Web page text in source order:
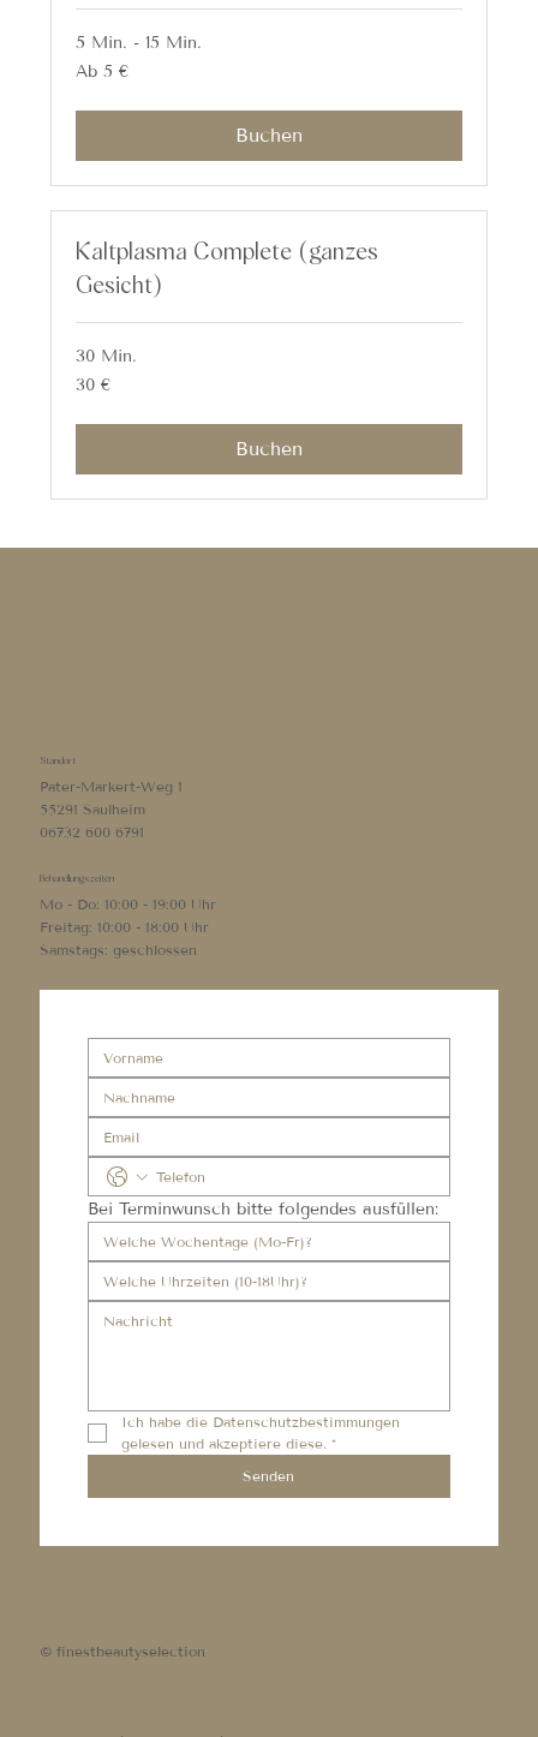
5 Min. - 15 Min.
Ab
5
Ab 5 €
Buchen
Kaltplasma Complete (ganzes
Gesicht)
30 Min.
30
Euro
30 €
Buchen
Standort
Pater-Markert-Weg 1
55291 Saulheim
06732 600 6791
Behandlungszeiten
Mo - Do: 10:00 - 19:00 Uhr
Freitag: 10:00 - 18:00 Uhr
Samstags: geschlossen
Bei Terminwunsch bitte folgendes ausfüllen:
Ich habe die Datenschutzbestimmungen
gelesen und akzeptiere diese. *
Senden
© finestbeautyselection